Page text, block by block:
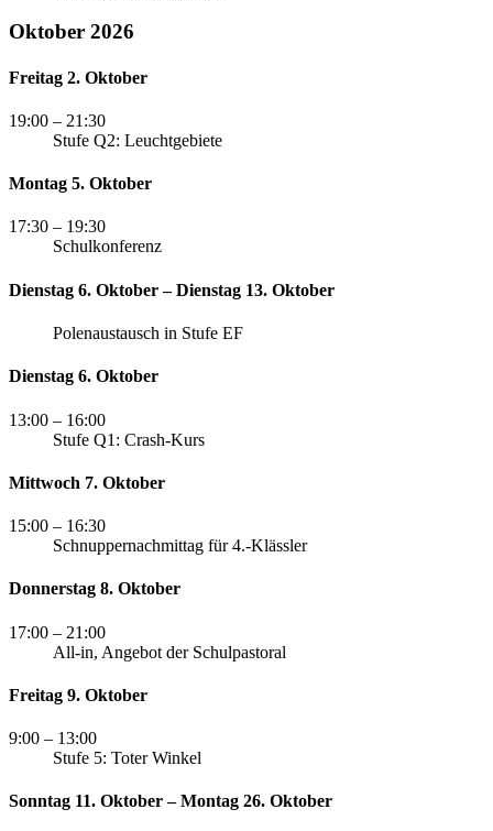
Oktober 2026
Freitag 2. Oktober
19:00 – 21:30
Stufe Q2: Leuchtgebiete
Montag 5. Oktober
17:30 – 19:30
Schulkonferenz
Dienstag 6. Oktober – Dienstag 13. Oktober
Polenaustausch in Stufe EF
Dienstag 6. Oktober
13:00 – 16:00
Stufe Q1: Crash-Kurs
Mittwoch 7. Oktober
15:00 – 16:30
Schnuppernachmittag für 4.-Klässler
Donnerstag 8. Oktober
17:00 – 21:00
All-in, Angebot der Schulpastoral
Freitag 9. Oktober
9:00 – 13:00
Stufe 5: Toter Winkel
Sonntag 11. Oktober – Montag 26. Oktober